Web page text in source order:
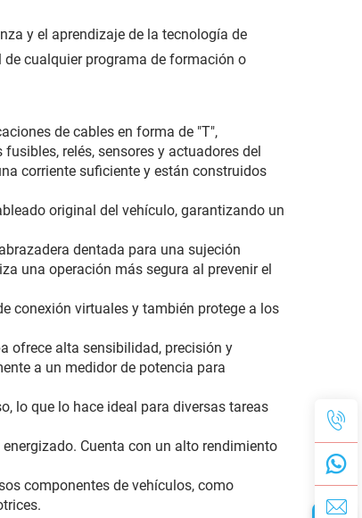
y el aprendizaje de la tecnología de
de cualquier programa de formación o
de cables en forma de "T",
relés, sensores y actuadores del
corriente suficiente y están construidos
original del vehículo, garantizando un
dentada para una sujeción
una operación más segura al prevenir el
conexión virtuales y también protege a los
ofrece alta sensibilidad, precisión y
a un medidor de potencia para
lo que lo hace ideal para diversas tareas
Cuenta con un alto rendimiento
componentes de vehículos, como